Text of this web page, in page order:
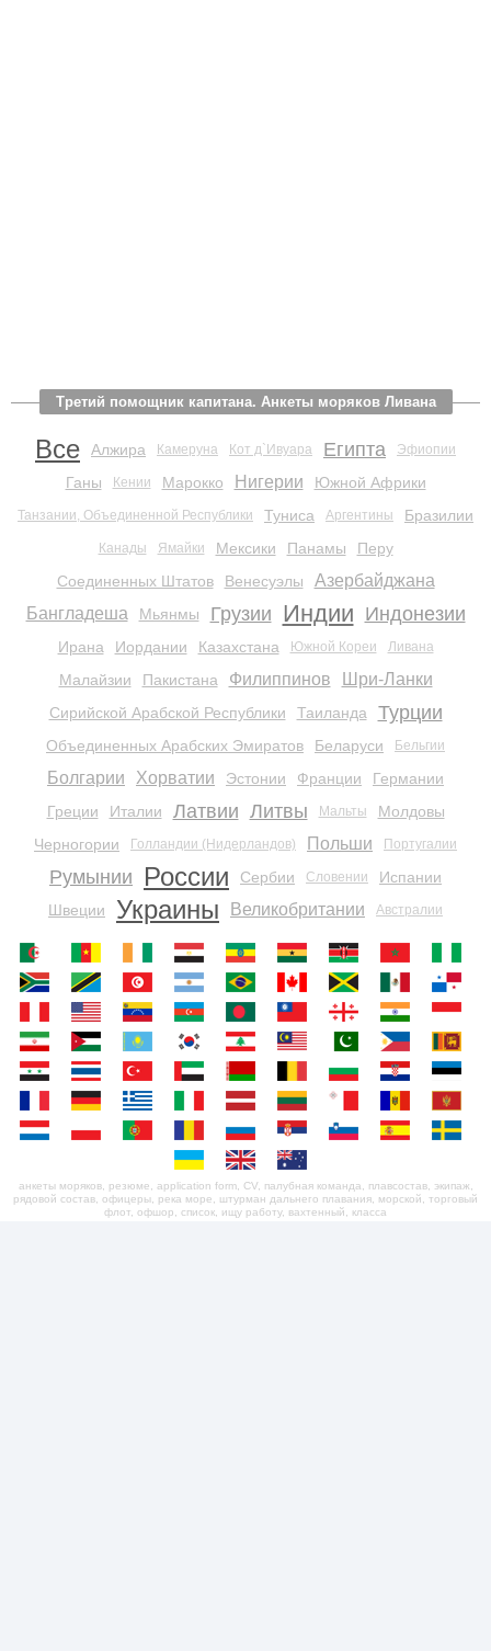
Третий помощник капитана. Анкеты моряков Ливана
Все Алжира Камеруна Кот д`Ивуара Египта Эфиопии
Ганы Кении Марокко Нигерии Южной Африки
Танзании, Объединенной Республики Туниса Аргентины Бразилии
Канады Ямайки Мексики Панамы
Перу
Соединенных Штатов
Венесуэлы
Азербайджана
Бангладеша
Мьянмы Грузии Индии Индонезии
Ирана Иордании Казахстана Южной Кореи Ливана
Малайзии Пакистана Филиппинов Шри-Ланки
Сирийской Арабской Республики Таиланда Турции
Объединенных Арабских Эмиратов Беларуси Бельгии
Болгарии Хорватии Эстонии Франции
Германии
Греции
Италии Латвии Литвы Мальты
Молдовы
Черногории
Голландии (Нидерландов) Польши Португалии
Румынии России Сербии Словении
Испании
Швеции
Украины Великобритании Австралии
анкеты моряков, резюме, application form, CV, палубная команда, плавсостав, экипаж,
рядовой состав, офицеры, река море, штурман дальнего плавания, морской, торговый
флот, офшор, список, ищу работу, вахтенный, класса